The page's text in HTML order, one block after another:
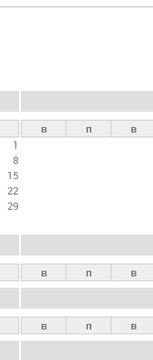
1
8
15
22
29
в п в
в п в
в п в